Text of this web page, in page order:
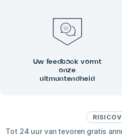
Tot 24 uur van tevoren gratis
Uw feedback vormt
onze
uitmuntendheid